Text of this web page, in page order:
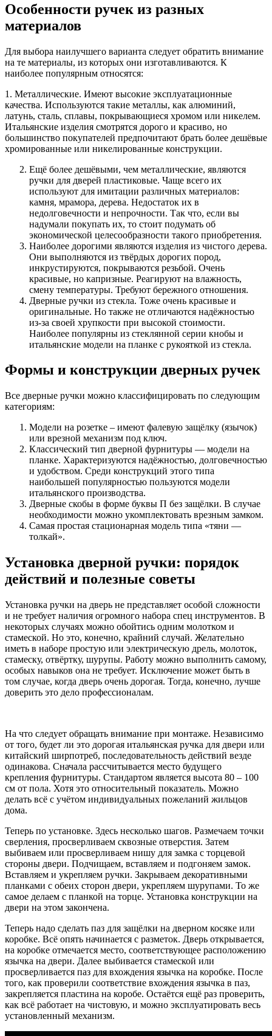
Особенности ручек из разных
материалов
Для выбора наилучшего варианта следует обратить внимание
на те материалы, из которых они изготавливаются. К
наиболее популярным относятся:
1. Металлические. Имеют высокие эксплуатационные
качества. Используются такие металлы, как алюминий,
латунь, сталь, сплавы, покрывающиеся хромом или никелем.
Итальянские изделия смотрятся дорого и красиво, но
большинство покупателей предпочитают брать более дешёвые
хромированные или никелированные конструкции.
Ещё более дешёвыми, чем металлические, являются
ручки для дверей пластиковые. Чаще всего их
используют для имитации различных материалов:
камня, мрамора, дерева. Недостаток их в
недолговечности и непрочности. Так что, если вы
надумали покупать их, то стоит подумать об
экономической целесообразности такого приобретения.
Наиболее дорогими являются изделия из чистого дерева.
Они выполняются из твёрдых дорогих пород,
инкрустируются, покрываются резьбой. Очень
красивые, но капризные. Реагируют на влажность,
смену температуры. Требуют бережного отношения.
Дверные ручки из стекла. Тоже очень красивые и
оригинальные. Но также не отличаются надёжностью
из-за своей хрупкости при высокой стоимости.
Наиболее популярны из стеклянной серии кнобы и
итальянские модели на планке с рукояткой из стекла.
Формы и конструкции дверных ручек
Все дверные ручки можно классифицировать по следующим
категориям:
Модели на розетке – имеют фалевую защёлку (язычок)
или врезной механизм под ключ.
Классический тип дверной фурнитуры — модели на
планке. Характеризуются надёжностью, долговечностью
и удобством. Среди конструкций этого типа
наибольшей популярностью пользуются модели
итальянского производства.
Дверные скобы в форме буквы П без защёлки. В случае
необходимости можно укомплектовать врезным замком.
Самая простая стационарная модель типа «тяни —
толкай».
Установка дверной ручки: порядок
действий и полезные советы
Установка ручки на дверь не представляет особой сложности
и не требует наличия огромного набора спец инструментов. В
некоторых случаях можно обойтись одним молотком и
стамеской. Но это, конечно, крайний случай. Желательно
иметь в наборе простую или электрическую дрель, молоток,
стамеску, отвёртку, шурупы. Работу можно выполнить самому,
особых навыков она не требует. Исключение может быть в
том случае, когда дверь очень дорогая. Тогда, конечно, лучше
доверить это дело профессионалам.
На что следует обращать внимание при монтаже. Независимо
от того, будет ли это дорогая итальянская ручка для двери или
китайский ширпотреб, последовательность действий везде
одинакова. Сначала рассчитывается место будущего
крепления фурнитуры. Стандартом является высота 80 – 100
см от пола. Хотя это относительный показатель. Можно
делать всё с учётом индивидуальных пожеланий жильцов
дома.
Теперь по установке. Здесь несколько шагов. Размечаем точки
сверления, просверливаем сквозные отверстия. Затем
выбиваем или просверливаем нишу для замка с торцевой
стороны двери. Подчищаем, вставляем и подгоняем замок.
Вставляем и укрепляем ручки. Закрываем декоративными
планками с обеих сторон двери, укрепляем шурупами. То же
самое делаем с планкой на торце. Установка конструкции на
двери на этом закончена.
Теперь надо сделать паз для защёлки на дверном косяке или
коробке. Всё опять начинается с разметок. Дверь открывается,
на коробке отмечается место, соответствующее расположению
язычка на двери. Далее выбивается стамеской или
просверливается паз для вхождения язычка на коробке. После
того, как проверили соответствие вхождения язычка в паз,
закрепляется пластина на коробе. Остаётся ещё раз проверить,
как всё работает на чистовую, и можно эксплуатировать весь
установленный механизм.